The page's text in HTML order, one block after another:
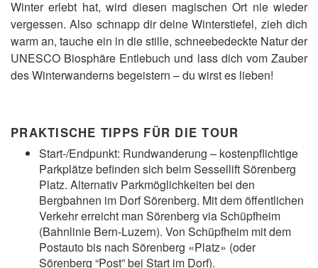
Winter erlebt hat, wird diesen magischen Ort nie wieder
vergessen. Also schnapp dir deine Winterstiefel, zieh dich
warm an, tauche ein in die stille, schneebedeckte Natur der
UNESCO Biosphäre Entlebuch und lass dich vom Zauber
des Winterwanderns begeistern – du wirst es lieben!
PRAKTISCHE TIPPS FÜR DIE TOUR
Start-/Endpunkt: Rundwanderung – kostenpflichtige
Parkplätze befinden sich beim Sessellift Sörenberg
Platz. Alternativ Parkmöglichkeiten bei den
Bergbahnen im Dorf Sörenberg. Mit dem öffentlichen
Verkehr erreicht man Sörenberg via Schüpfheim
(Bahnlinie Bern-Luzern). Von Schüpfheim mit dem
Postauto bis nach Sörenberg «Platz» (oder
Sörenberg “Post” bei Start im Dorf).